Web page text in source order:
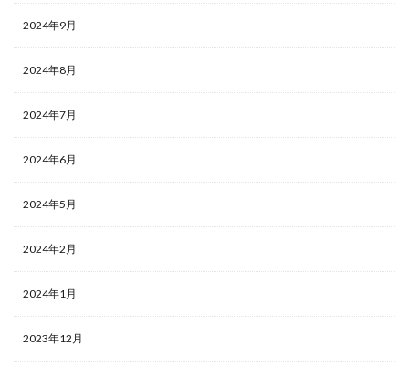
2024年9月
2024年8月
2024年7月
2024年6月
2024年5月
2024年2月
2024年1月
2023年12月